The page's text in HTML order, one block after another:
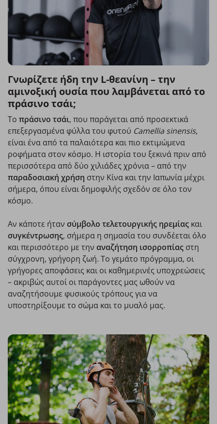
Γνωρίζετε ήδη την L-θεανίνη – την
αμινοξική ουσία που λαμβάνεται από το
πράσινο τσάι;
Το πράσινο τσάι, που παράγεται από προσεκτικά
επεξεργασμένα φύλλα του φυτού Camellia sinensis,
είναι ένα από τα παλαιότερα και πιο εκτιμώμενα
ροφήματα στον κόσμο. Η ιστορία του ξεκινά πριν από
περισσότερα από δύο χιλιάδες χρόνια – από την
παραδοσιακή χρήση στην Κίνα και την Ιαπωνία μέχρι
σήμερα, όπου είναι δημοφιλής σχεδόν σε όλο τον
κόσμο.
Αν κάποτε ήταν σύμβολο τελετουργικής ηρεμίας και
συγκέντρωσης, σήμερα η σημασία του συνδέεται όλο
και περισσότερο με την αναζήτηση ισορροπίας στη
σύγχρονη, γρήγορη ζωή. Το γεμάτο πρόγραμμα, οι
γρήγορες αποφάσεις και οι καθημερινές υποχρεώσεις
– ακριβώς αυτοί οι παράγοντες μας ωθούν να
αναζητήσουμε φυσικούς τρόπους για να
υποστηρίξουμε το σώμα και το μυαλό μας.